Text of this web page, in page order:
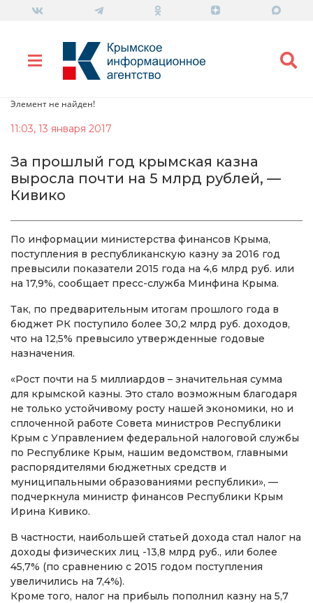
Элемент не найден!
11:03, 13 января 2017
За прошлый год крымская казна
выросла почти на 5 млрд рублей, —
Кивико
По информации министерства финансов Крыма,
поступления в республиканскую казну за 2016 год
превысили показатели 2015 года на 4,6 млрд руб. или
на 17,9%, сообщает пресс-служба Минфина Крыма.
Так, по предварительным итогам прошлого года в
бюджет РК поступило более 30,2 млрд руб. доходов,
что на 12,5% превысило утвержденные годовые
назначения.
«Рост почти на 5 миллиардов – значительная сумма
для крымской казны. Это стало возможным благодаря
не только устойчивому росту нашей экономики, но и
сплоченной работе Совета министров Республики
Крым с Управлением федеральной налоговой службы
по Республике Крым, нашим ведомством, главными
распорядителями бюджетных средств и
муниципальными образованиями республики», —
подчеркнула министр финансов Республики Крым
Ирина Кивико.
В частности, наибольшей статьей дохода стал налог на
доходы физических лиц -13,8 млрд руб., или более
45,7% (по сравнению с 2015 годом поступления
увеличились на 7,4%).
Кроме того, налог на прибыль пополнил казну на 5,7